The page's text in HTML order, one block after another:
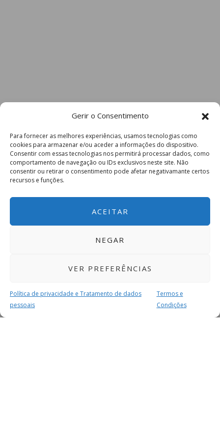
Gerir o Consentimento
Para fornecer as melhores experiências, usamos tecnologias como
cookies para armazenar e/ou aceder a informações do dispositivo.
Consentir com essas tecnologias nos permitirá processar dados, como
comportamento de navegação ou IDs exclusivos neste site. Não
consentir ou retirar o consentimento pode afetar negativamante certos
recursos e funções.
ACEITAR
NEGAR
VER PREFERÊNCIAS
Política de privacidade e Tratamento de dados
pessoais
Termos e
Condições